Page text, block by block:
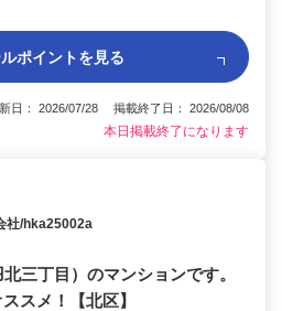
ポイントを見る
日： 2026/07/28 掲載終了日： 2026/08/08
本日掲載終了になります
社/hka25002a
三丁目）のマンションです。
スメ！【北区】